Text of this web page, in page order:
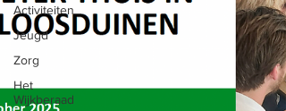
Activiteiten
Jeugd
Zorg
Het
Wijkberaad